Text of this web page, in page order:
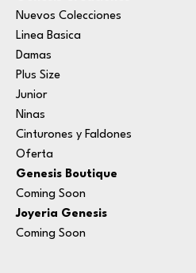
Nuevos Colecciones
Linea Basica
Damas
Plus Size
Junior
Ninas
Cinturones y Faldones
Oferta
Genesis Boutique
Coming Soon
Joyeria Genesis
Coming Soon